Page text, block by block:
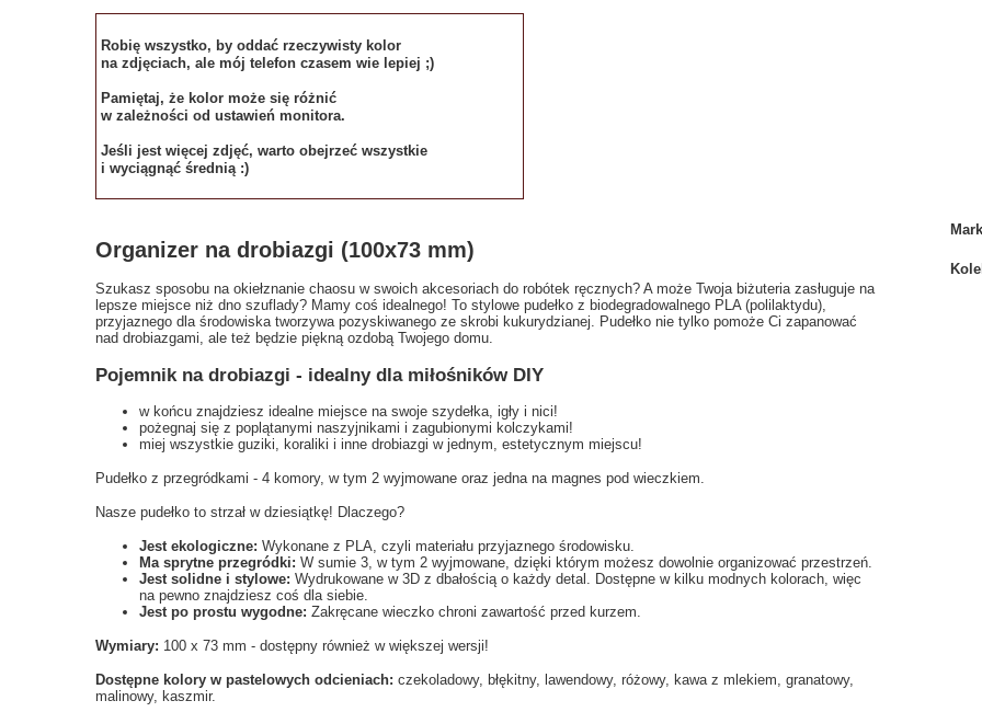
Robię wszystko, by oddać rzeczywisty kolor
na zdjęciach, ale mój telefon czasem wie lepiej ;)
Pamiętaj, że kolor może się różnić
w zależności od ustawień monitora.
Jeśli jest więcej zdjęć, warto obejrzeć wszystkie
i wyciągnąć średnią :)
Organizer na drobiazgi (100x73 mm)
Szukasz sposobu na okiełznanie chaosu w swoich akcesoriach do robótek ręcznych? A może Twoja biżuteria zasługuje na
lepsze miejsce niż dno szuflady? Mamy coś idealnego! To stylowe pudełko z biodegradowalnego PLA (polilaktydu),
przyjaznego dla środowiska tworzywa pozyskiwanego ze skrobi kukurydzianej. Pudełko nie tylko pomoże Ci zapanować
nad drobiazgami, ale też będzie piękną ozdobą Twojego domu.
Pojemnik na drobiazgi - idealny dla miłośników DIY
w końcu znajdziesz idealne miejsce na swoje szydełka, igły i nici!
pożegnaj się z poplątanymi naszyjnikami i zagubionymi kolczykami!
miej wszystkie guziki, koraliki i inne drobiazgi w jednym, estetycznym miejscu!
Pudełko z przegródkami - 4 komory, w tym 2 wyjmowane oraz jedna na magnes pod wieczkiem.
Nasze pudełko to strzał w dziesiątkę! Dlaczego?
Jest ekologiczne: Wykonane z PLA, czyli materiału przyjaznego środowisku.
Ma sprytne przegródki: W sumie 3, w tym 2 wyjmowane, dzięki którym możesz dowolnie organizować przestrzeń.
Jest solidne i stylowe: Wydrukowane w 3D z dbałością o każdy detal. Dostępne w kilku modnych kolorach, więc
na pewno znajdziesz coś dla siebie.
Jest po prostu wygodne: Zakręcane wieczko chroni zawartość przed kurzem.
Wymiary: 100 x 73 mm - dostępny również w większej wersji!
Dostępne kolory w pastelowych odcieniach: czekoladowy, błękitny, lawendowy, różowy, kawa z mlekiem, granatowy,
malinowy, kaszmir.